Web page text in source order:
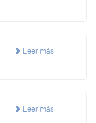
Leer más
Leer más